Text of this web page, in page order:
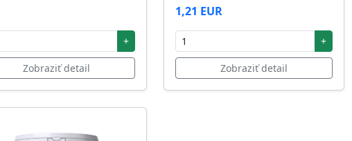
+
Zobraziť detail
1,21 EUR
+
Zobraziť detail